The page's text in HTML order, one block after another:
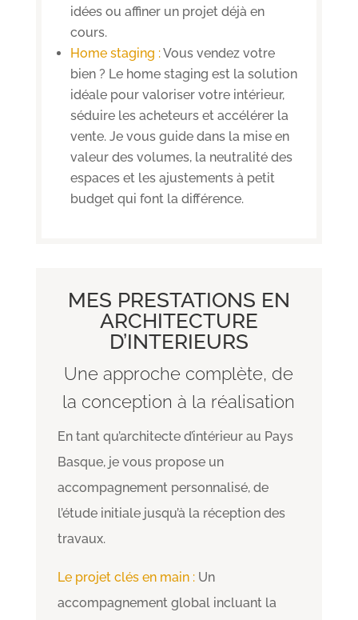
idées ou affiner un projet déjà en
cours.
Home staging :Vous vendez votre
bien ? Le home staging est la solution
idéale pour valoriser votre intérieur,
séduire les acheteurs et accélérer la
vente. Je vous guide dans la mise en
valeur des volumes, la neutralité des
espaces et les ajustements à petit
budget qui font la différence.
MES PRESTATIONS EN
ARCHITECTURE
D’INTERIEURS
Une approche complète, de
la conception à la réalisation
En tant qu’architecte d’intérieur au Pays
Basque, je vous propose un
accompagnement personnalisé, de
l’étude initiale jusqu’à la réception des
travaux.
Le projet clés en main :Un
accompagnement global incluant la